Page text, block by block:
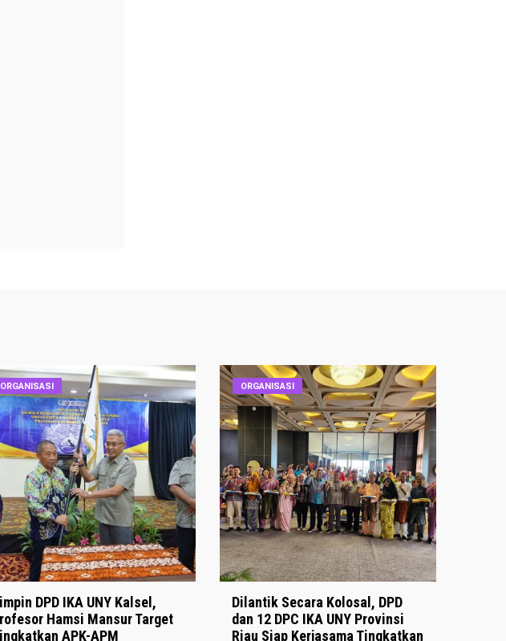
ORGANISASI
DPD IKA UNY Kalsel,
Hamsi Mansur Target
APK-APM
ORGANISASI
Dilantik Secara Kolosal, DPD
dan 12 DPC IKA UNY Provinsi
Riau Siap Kerjasama Tingkatkan